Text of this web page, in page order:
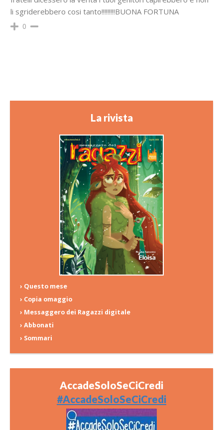
li sgriderebbero cosi tanto!!!!!!!!!BUONA FORTUNA
0
La rivista
› Questo mese
› Copia omaggio
› Messaggero dei Ragazzi digitale
› Abbonati
› Sommari
AccadeSoloSeCiCredi
#AccadeSoloSeCiCredi